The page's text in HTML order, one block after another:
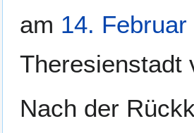
am 14. Februar
Theresienstadt
Nach der